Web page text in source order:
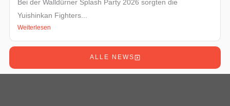
Bei der Walldürner Splash Party 2026 sorgten die
Yuishinkan Fighters...
Weiterlesen
ALLE NEWS